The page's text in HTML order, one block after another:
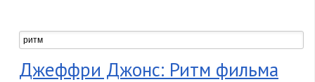
Джеффри Джонс: Ритм фильма